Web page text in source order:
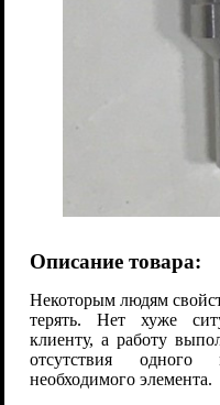
Описание товара:
Некоторым людям
терять. Нет хуже
клиенту, а работу
отсутствия
необходимого элемента.